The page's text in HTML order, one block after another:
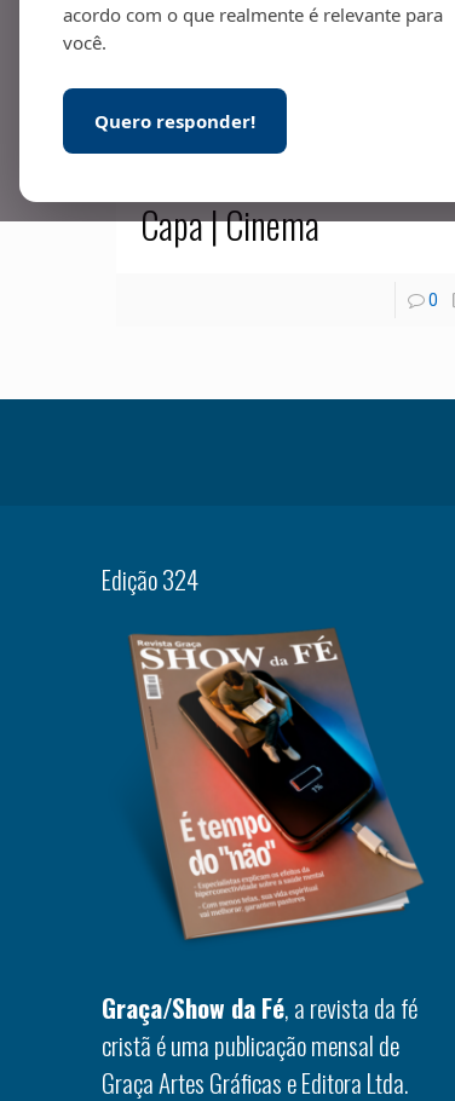
acordo com o que realmente é relevante para
você.
Quero responder!
Capa | Cinema
0
Edição 324
Graça/Show da Fé, a revista da fé
cristã é uma publicação mensal de
Graça Artes Gráficas e Editora Ltda.